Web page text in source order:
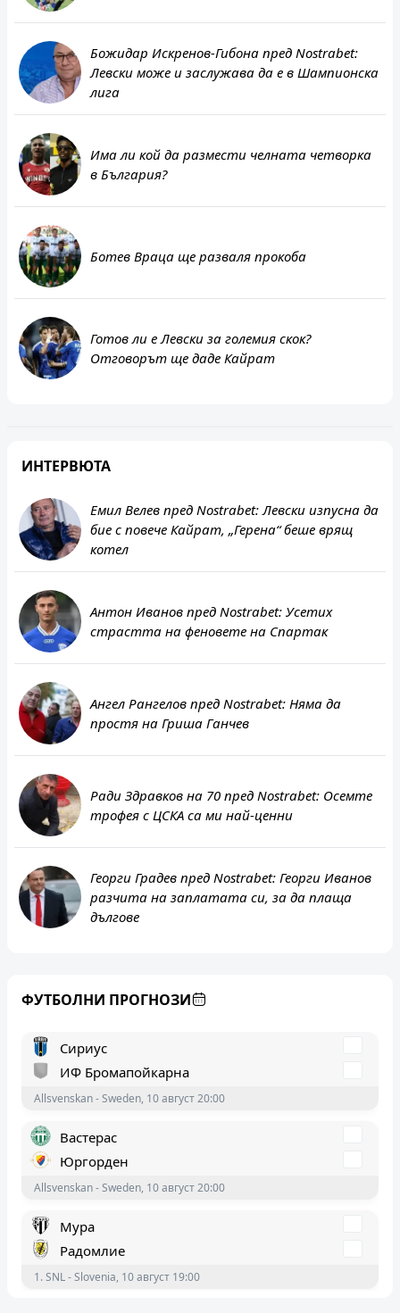
Божидар Искренов-Гибона пред Nostrabet:
Левски може и заслужава да е в Шампионска
лига
Има ли кой да размести челната четворка
в България?
Ботев Враца ще разваля прокоба
Готов ли е Левски за големия скок?
Отговорът ще даде Кайрат
ИНТЕРВЮТА
Емил Велев пред Nostrabet: Левски изпусна да
бие с повече Кайрат, „Герена“ беше врящ
котел
Антон Иванов пред Nostrabet: Усетих
страстта на феновете на Спартак
Ангел Рангелов пред Nostrabet: Няма да
простя на Гриша Ганчев
Ради Здравков на 70 пред Nostrabet: Осемте
трофея с ЦСКА са ми най-ценни
Георги Градев пред Nostrabet: Георги Иванов
разчита на заплатата си, за да плаща
дългове
ФУТБОЛНИ ПРОГНОЗИ
Сепси ОСК
ФКСБ
ИФ Бромапойкарна
Вастерас
Юргорден
Мура
Радомлие
Ботошани
Корвинул Хунедоара